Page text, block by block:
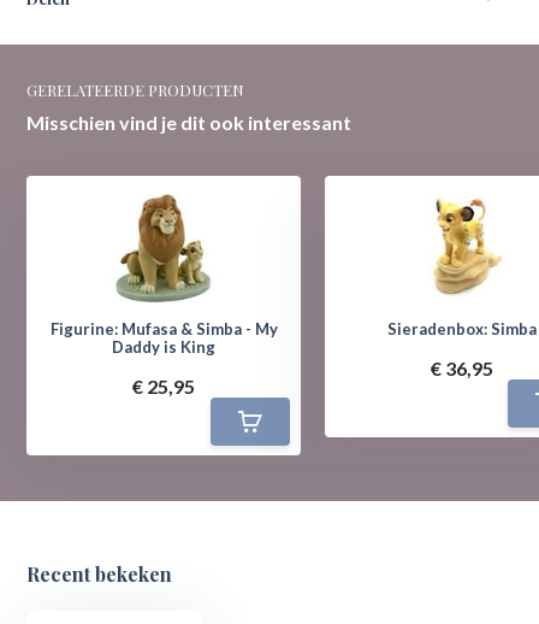
GERELATEERDE PRODUCTEN
Misschien vind je dit ook interessant
Figurine: Mufasa & Simba - My
Daddy is King
€ 25,95
Sieradenbox: Simba
€ 36,95
Recent bekeken